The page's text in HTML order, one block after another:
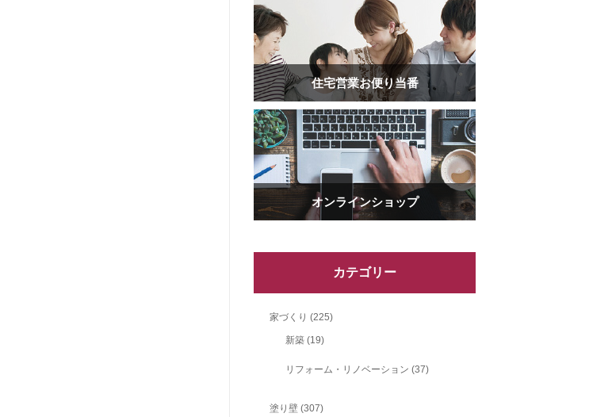
住宅営業お便り当番
オンラインショップ
カテゴリー
家づくり (225)
新築 (19)
リフォーム・リノベーション (37)
塗り壁 (307)